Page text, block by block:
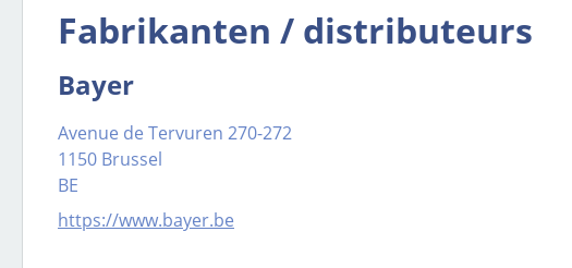
Fabrikanten / distributeurs
Bayer
Avenue de Tervuren 270-272
1150 Brussel
BE
https://www.bayer.be